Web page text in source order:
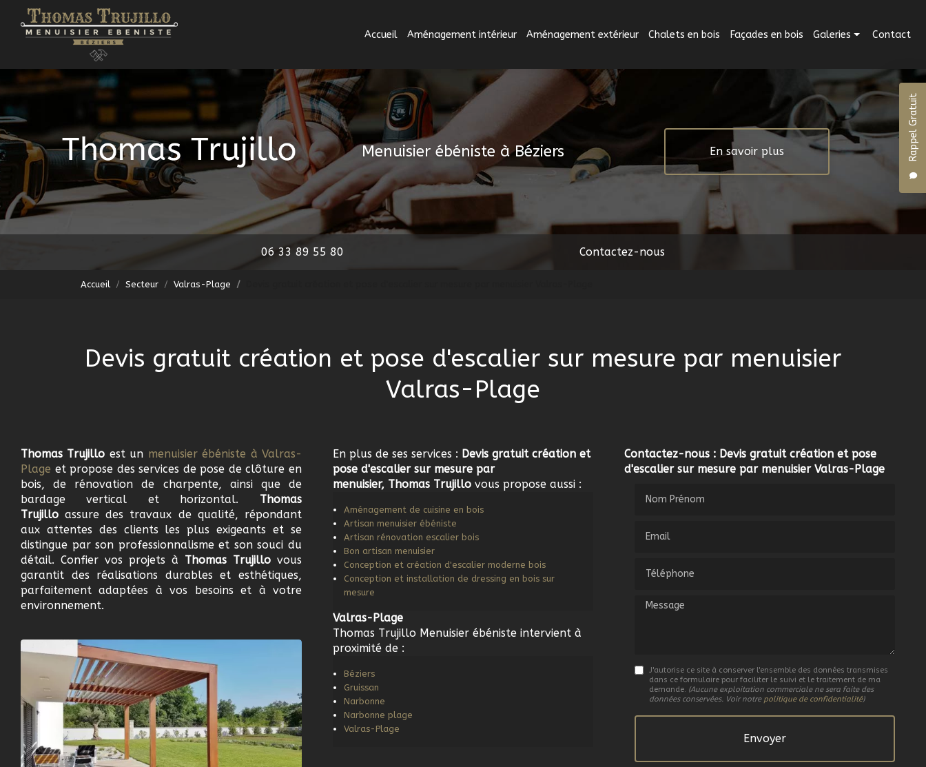
contenu
Rappel Gratuit
Accueil Aménagement intérieur Aménagement extérieur Chalets en bois Façades en bois Galeries
Aménagement intérieur
Aménagement extérieur
Chalets en bois
Façades en bois
Contact
Menuisier ébéniste à Béziers En savoir plus
06 33 89 55 80 Contactez-nous
Accueil Secteur Valras-Plage
Devis gratuit création et pose d'escalier sur mesure par menuisier
Valras-Plage
Thomas Trujillo est un menuisier ébéniste à Valras-
Plage et propose des services de pose de clôture en
bois, de rénovation de charpente, ainsi que de
bardage vertical et horizontal. Thomas
Trujillo assure des travaux de qualité, répondant
aux attentes des clients les plus exigeants et se
distingue par son professionnalisme et son souci du
détail. Confier vos projets à Thomas Trujillo vous
garantit des réalisations durables et esthétiques,
parfaitement adaptées à vos besoins et à votre
environnement.
En plus de ses services : Devis gratuit création et
pose d'escalier sur mesure par
menuisier, Thomas Trujillovous propose aussi :
Aménagement de cuisine en bois
Artisan menuisier ébéniste
Artisan rénovation escalier bois
Bon artisan menuisier
Conception et création d'escalier moderne bois
Conception et installation de dressing en bois sur
mesure
Valras-Plage
Thomas Trujillo Menuisier ébéniste intervient à
proximité de :
Béziers
Gruissan
Narbonne
Narbonne plage
Valras-Plage
Contactez-nous : Devis gratuit création et pose
d'escalier sur mesure par menuisier Valras-Plage
Message
J'autorise ce site à conserver l'ensemble des données transmises
dans ce formulaire pour faciliter le suivi et le traitement de ma
demande. (Aucune exploitation commerciale ne sera faite des
données conservées. Voir notre politique de confidentialité)